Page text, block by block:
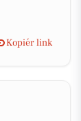
Kopiér link